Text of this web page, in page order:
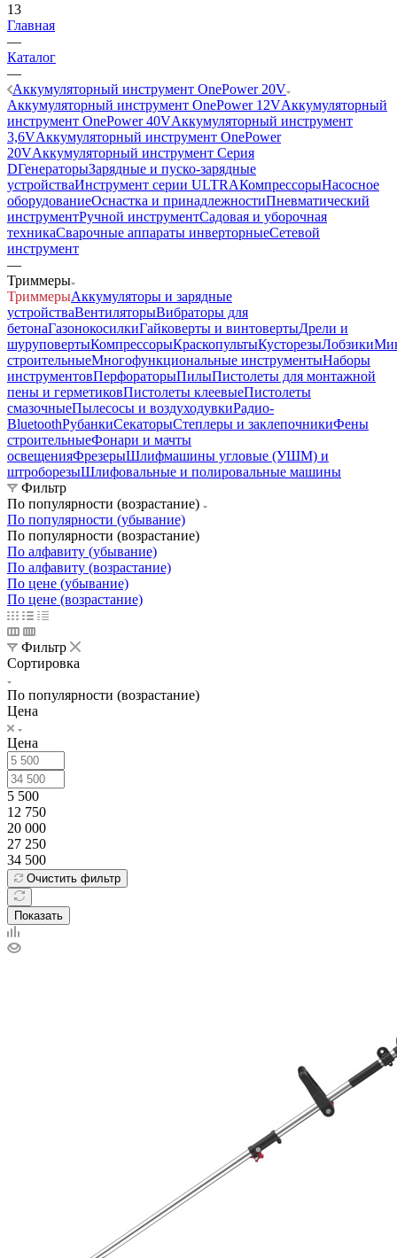
13
Главная
—
Каталог
—
Аккумуляторный инструмент OnePower 20V
Аккумуляторный инструмент OnePower 12VАккумуляторный
инструмент OnePower 40VАккумуляторный инструмент
3,6VАккумуляторный инструмент OnePower
20VАккумуляторный инструмент Серия
DГенераторыЗарядные и пуско-зарядные
устройстваИнструмент серии ULTRAКомпрессорыНасосное
оборудованиеОснастка и принадлежностиПневматический
инструментРучной инструментСадовая и уборочная
техникаСварочные аппараты инверторныеСетевой
инструмент
—
Триммеры
ТриммерыАккумуляторы и зарядные
устройстваВентиляторыВибраторы для
бетонаГазонокосилкиГайковерты и винтовертыДрели и
шуруповертыКомпрессорыКраскопультыКусторезыЛобзики
строительныеМногофункциональные инструментыНаборы
инструментовПерфораторыПилыПистолеты для монтажной
пены и герметиковПистолеты клеевыеПистолеты
смазочныеПылесосы и воздуходувкиРадио-
BluetoothРубанкиСекаторыСтеплеры и заклепочникиФены
строительныеФонари и мачты
освещенияФрезерыШлифмашины угловые (УШМ) и
штроборезыШлифовальные и полировальные машины
Фильтр
По популярности (возрастание)
По популярности (убывание)
По популярности (возрастание)
По алфавиту (убывание)
По алфавиту (возрастание)
По цене (убывание)
По цене (возрастание)
Фильтр
Сортировка
По популярности (возрастание)
Цена
Цена
5 500
12 750
20 000
27 250
34 500
Очистить фильтр
Показать